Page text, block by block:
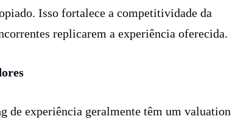
Isso fortalece a competitividade da
replicarem a experiência oferecida.
de experiência geralmente têm um valuation